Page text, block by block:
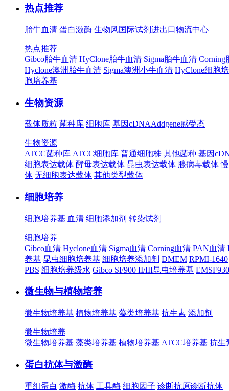
热点推荐
胎牛血清 蛋白激酶 生物风国际试剂进出口物流中心
热点推荐
Gibco胎牛血清 HyClone胎牛血清 Sigma胎牛血清 Corning
Hyclone澳洲胎牛血清 Sigma澳洲小牛血清 HyClone细胞
胞培养基
生物资源
载体质粒 菌种库 细胞库 基因cDNAAddgene感受态
生物资源
ATCC菌种库 ATCC细胞库 普通细胞株 其他菌种 基因
细胞表达载体 酵母表达载体 昆虫表达载体 腺病毒载体
体 无细胞表达载体 其他类型载体
细胞培养
细胞培养基 血清 细胞添加剂 转染试剂
细胞培养
Gibco血清 Hyclone血清 Sigma血清 Corning血清 PAN血清
养基 昆虫细胞培养基 细胞培养添加剂 DMEM RPMI-1640
PBS 细胞培养级水 Gibco SF900 II/III昆虫培养基
微生物与植物培养
微生物培养基 植物培养基 藻类培养基 抗生素 添加剂
微生物培养
微生物培养基 藻类培养基 植物培养基 ATCC培养基 抗生
蛋白抗体与激酶
重组蛋白 激酶 抗体 工具酶 细胞因子 诊断抗原诊断抗体